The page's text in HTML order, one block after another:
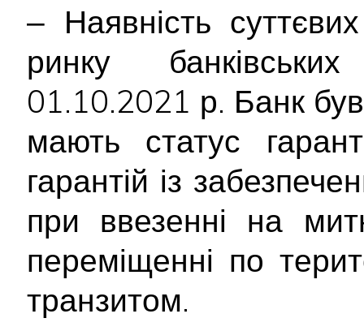
‒ Наявність
ринку
01.10.2021 р. Банк був
мають статус
гарантій із
при ввезенні на
переміщенні по
транзитом.